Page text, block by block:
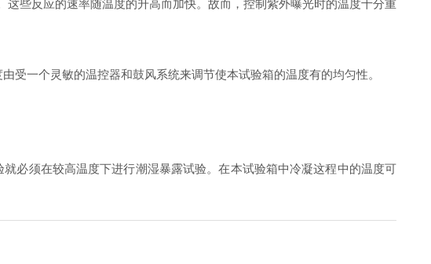
些反应的速率随温度的升高而加快。故而，控制紫外曝光时的温度十分重
一个灵敏的温控器和鼓风系统来调节使本试验箱的温度有的均匀性。
须在较高温度下进行潮湿暴露试验。在本试验箱中冷凝这程中的温度可